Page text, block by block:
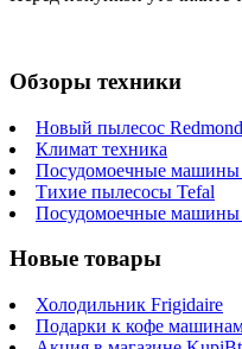
Обзоры техники
Новый пылесос
Климат техника
Посудомоечные машины
Тихие пылесосы Tefal
Посудомоечные машины
Новые товары
Холодильник Frigidaire
Подарки к кофе